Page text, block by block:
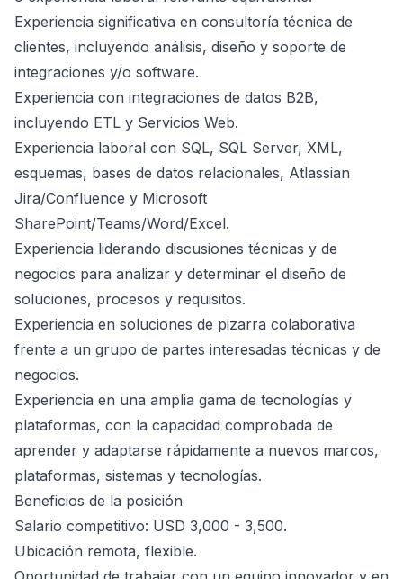
Experiencia significativa en consultoría técnica de
clientes, incluyendo análisis, diseño y soporte de
integraciones y/o software.
Experiencia con integraciones de datos B2B,
incluyendo ETL y Servicios Web.
Experiencia laboral con SQL, SQL Server, XML,
esquemas, bases de datos relacionales, Atlassian
Jira/Confluence y Microsoft
SharePoint/Teams/Word/Excel.
Experiencia liderando discusiones técnicas y de
negocios para analizar y determinar el diseño de
soluciones, procesos y requisitos.
Experiencia en soluciones de pizarra colaborativa
frente a un grupo de partes interesadas técnicas y de
negocios.
Experiencia en una amplia gama de tecnologías y
plataformas, con la capacidad comprobada de
aprender y adaptarse rápidamente a nuevos marcos,
plataformas, sistemas y tecnologías.
Beneficios de la posición
Salario competitivo: USD 3,000 - 3,500.
Ubicación remota, flexible.